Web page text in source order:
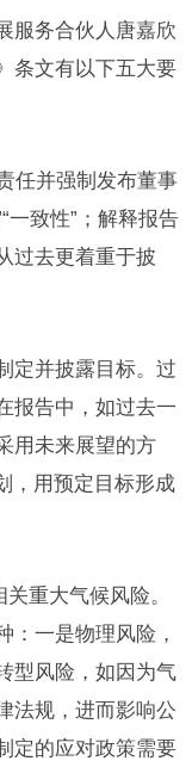
服务合伙人唐嘉欣
条文有以下五大要
任并强制发布董事
一致性”；解释报告
过去更着重于披
定并披露目标。过
报告中，如过去一
用未来展望的方
，用预定目标形成
重大气候风险。
：一是物理风险，
型风险，如因为气
法规，进而影响公
定的应对政策需要